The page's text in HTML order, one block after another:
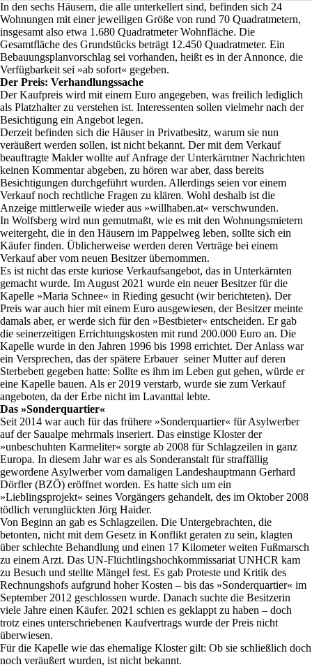
In den sechs Häusern, die alle unterkellert sind, befinden sich 24
Wohnungen mit einer jeweiligen Größe von rund 70 Quadratmetern,
insgesamt also etwa 1.680 Quadratmeter Wohnfläche. Die
Gesamtfläche des Grundstücks beträgt 12.450 Quadratmeter. Ein
Bebauungsplanvorschlag sei vorhanden, heißt es in der Annonce, die
Verfügbarkeit sei »ab sofort« gegeben.
Der Preis: Verhandlungssache
Der Kaufpreis wird mit einem Euro angegeben, was freilich lediglich
als Platzhalter zu verstehen ist. Interessenten sollen vielmehr nach der
Besichtigung ein Angebot legen.
Derzeit befinden sich die Häuser in Privatbesitz, warum sie nun
veräußert werden sollen, ist nicht bekannt. Der mit dem Verkauf
beauftragte Makler wollte auf Anfrage der Unterkärntner Nachrichten
keinen Kommentar abgeben, zu hören war aber, dass bereits
Besichtigungen durchgeführt wurden. Allerdings seien vor einem
Verkauf noch rechtliche Fragen zu klären. Wohl deshalb ist die
Anzeige mittlerweile wieder aus »willhaben.at« verschwunden.
In Wolfsberg wird nun gemutmaßt, wie es mit den Wohnungsmietern
weitergeht, die in den Häusern im Pappelweg leben, sollte sich ein
Käufer finden. Üblicherweise werden deren Verträge bei einem
Verkauf aber vom neuen Besitzer übernommen.
Es ist nicht das erste kuriose Verkaufsangebot, das in Unterkärnten
gemacht wurde. Im August 2021 wurde ein neuer Besitzer für die
Kapelle »Maria Schnee« in Rieding gesucht (wir berichteten). Der
Preis war auch hier mit einem Euro ausgewiesen, der Besitzer meinte
damals aber, er werde sich für den »Bestbieter« entscheiden. Er gab
die seinerzeitigen Errichtungskosten mit rund 200.000 Euro an. Die
Kapelle wurde in den Jahren 1996 bis 1998 errichtet. Der Anlass war
ein Versprechen, das der spätere Erbauer seiner Mutter auf deren
Sterbebett gegeben hatte: Sollte es ihm im Leben gut gehen, würde er
eine Kapelle bauen. Als er 2019 verstarb, wurde sie zum Verkauf
angeboten, da der Erbe nicht im Lavanttal lebte.
Das »Sonderquartier«
Seit 2014 war auch für das frühere »Sonderquartier« für Asylwerber
auf der Saualpe mehrmals inseriert. Das einstige Kloster der
»unbeschuhten Karmeliter« sorgte ab 2008 für Schlagzeilen in ganz
Europa. In diesem Jahr war es als Sonderanstalt für straffällig
gewordene Asylwerber vom damaligen Landeshauptmann Gerhard
Dörfler (BZÖ) eröffnet worden. Es hatte sich um ein
»Lieblingsprojekt« seines Vorgängers gehandelt, des im Oktober 2008
tödlich verunglückten Jörg Haider.
Von Beginn an gab es Schlagzeilen. Die Untergebrachten, die
betonten, nicht mit dem Gesetz in Konflikt geraten zu sein, klagten
über schlechte Behandlung und einen 17 Kilometer weiten Fußmarsch
zu einem Arzt. Das UN-Flüchtlingshochkommissariat UNHCR kam
zu Besuch und stellte Mängel fest. Es gab Proteste und Kritik des
Rechnungshofs aufgrund hoher Kosten – bis das »Sonderquartier« im
September 2012 geschlossen wurde. Danach suchte die Besitzerin
viele Jahre einen Käufer. 2021 schien es geklappt zu haben – doch
trotz eines unterschriebenen Kaufvertrags wurde der Preis nicht
überwiesen.
Für die Kapelle wie das ehemalige Kloster gilt: Ob sie schließlich doch
noch veräußert wurden, ist nicht bekannt.